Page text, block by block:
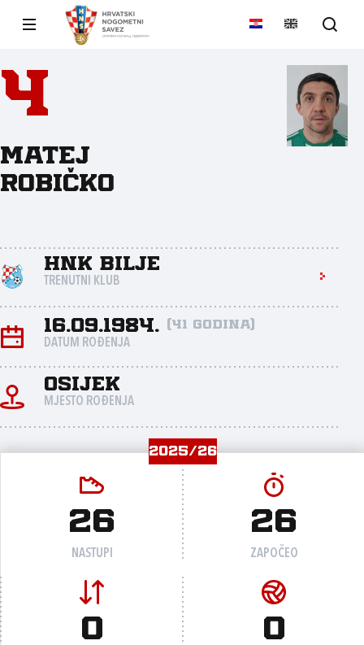
4
Matej
Robičko
HNK Bilje
TRENUTNI KLUB
16.09.1984. (41 godina)
DATUM ROĐENJA
Osijek
MJESTO ROĐENJA
2025/26
26
NASTUPI
26
ZAPOČEO
0 0